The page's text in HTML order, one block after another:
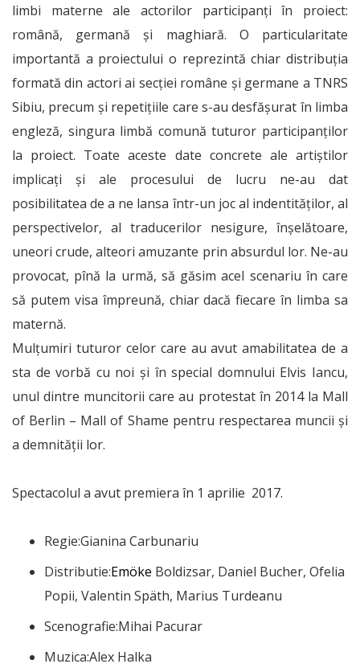
limbi materne ale actorilor participanți în proiect:
română, germană și maghiară. O particularitate
importantă a proiectului o reprezintă chiar distribuția
formată din actori ai secției române și germane a TNRS
Sibiu, precum și repetițiile care s-au desfășurat în limba
engleză, singura limbă comună tuturor participanților
la proiect. Toate aceste date concrete ale artiștilor
implicați și ale procesului de lucru ne-au dat
posibilitatea de a ne lansa într-un joc al indentităților, al
perspectivelor, al traducerilor nesigure, înșelătoare,
uneori crude, alteori amuzante prin absurdul lor. Ne-au
provocat, pînă la urmă, să găsim acel scenariu în care
să putem visa împreună, chiar dacă fiecare în limba sa
maternă.
Mulțumiri tuturor celor care au avut amabilitatea de a
sta de vorbă cu noi și în special domnului Elvis Iancu,
unul dintre muncitorii care au protestat în 2014 la Mall
of Berlin – Mall of Shame pentru respectarea muncii și
a demnității lor.
Spectacolul a avut premiera în 1 aprilie 2017.
Regie:Gianina Carbunariu
Distributie:Emöke Boldizsar, Daniel Bucher, Ofelia
Popii, Valentin Späth, Marius Turdeanu
Scenografie:Mihai Pacurar
Muzica:Alex Halka